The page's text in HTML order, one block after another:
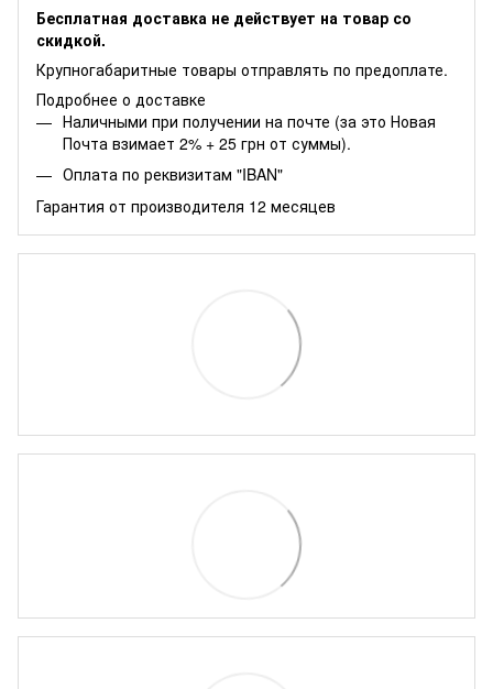
Бесплатная доставка не действует на товар со
скидкой.
Крупногабаритные товары отправлять по предоплате.
Подробнее о доставке
Наличными при получении на почте (за это Новая
Почта взимает 2% + 25 грн от суммы).
Оплата по реквизитам "IBAN"
Гарантия от производителя 12 месяцев